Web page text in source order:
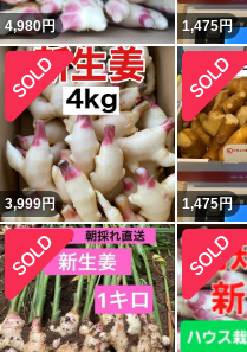
4,980円 1,475円
3,999円 1,475円